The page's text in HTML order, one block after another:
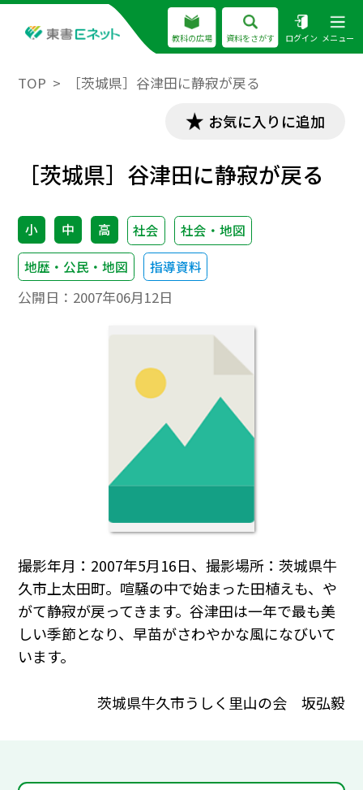
教科の広場 資料をさがす ログイン メニュー
TOP ［茨城県］谷津田に静寂が戻る
お気に入りに追加
［茨城県］谷津田に静寂が戻る
小 中 高 社会
社会・地図
地歴・公民・地図
指導資料
公開日： 2007年06月12日
撮影年月：2007年5月16日、撮影場所：茨城県牛
久市上太田町。喧騒の中で始まった田植えも、や
がて静寂が戻ってきます。谷津田は一年で最も美
しい季節となり、早苗がさわやかな風になびいて
います。
茨城県牛久市うしく里山の会 坂弘毅